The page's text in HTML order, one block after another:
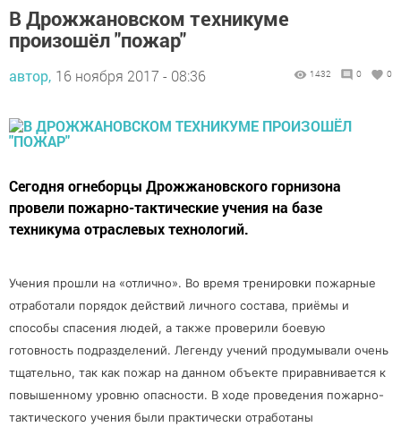
В Дрожжановском техникуме
произошёл "пожар"
автор, 16 ноября 2017 - 08:36 1432 0 0
Сегодня огнеборцы Дрожжановского горнизона
провели пожарно-тактические учения на базе
техникума отраслевых технологий.
Учения прошли на «отлично». Во время тренировки пожарные
отработали порядок действий личного состава, приёмы и
способы спасения людей, а также проверили боевую
готовность подразделений. Легенду учений продумывали очень
тщательно, так как пожар на данном объекте приравнивается к
повышенному уровню опасности. В ходе проведения пожарно-
тактического учения были практически отработаны